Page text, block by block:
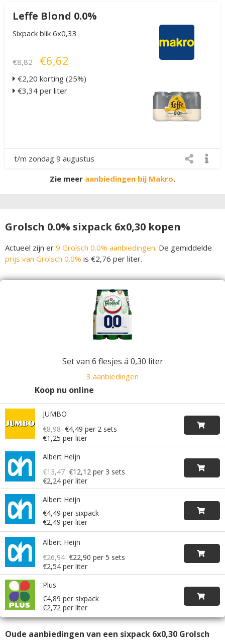
Leffe Blond 0.0%
Sixpack blik 6x0,33
€8,82 €6,62
€2,20 korting (25%)
€3,34 per liter
t/m zondag 9 augustus
Zie meer aanbiedingen bij Makro.
Grolsch 0.0% sixpack 6x0,30 kopen
Actueel zijn er 9 Grolsch 0.0% aanbiedingen. De gemiddelde
prijs van Grolsch 0.0% is €2,76 per liter.
Set van 6 flesjes á 0,30 liter
3 aanbiedingen
Koop nu online
JUMBO
€8,98 €4,49 per 2 sets
€1,25 per liter
Albert Heijn
€13,47 €12,12 per 3 sets
€2,24 per liter
Albert Heijn
€4,49 per sixpack
€2,49 per liter
Albert Heijn
€26,94 €22,90 per 5 sets
€2,54 per liter
Plus
€4,89 per sixpack
€2,72 per liter
Oude aanbiedingen van een sixpack 6x0,30 Grolsch